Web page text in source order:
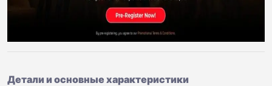
Детали и основные характеристики